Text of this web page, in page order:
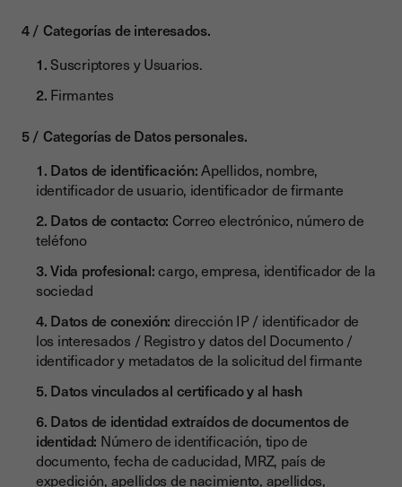
Categorías de interesados.
Suscriptores y Usuarios.
Firmantes
Categorías de Datos personales.
Datos de identificación:Apellidos, nombre,
identificador de usuario, identificador de firmante
Datos de contacto: Correo electrónico, número de
teléfono
Vida profesional:cargo, empresa, identificador de la
sociedad
Datos de conexión: dirección IP / identificador de
los interesados / Registro y datos del Documento /
identificador y metadatos de la solicitud del firmante
Datos vinculados al certificado y al hash
Datos de identidad extraídos de documentos de
identidad: Número de identificación, tipo de
documento, fecha de caducidad, MRZ, país de
expedición, apellidos de nacimiento, apellidos,